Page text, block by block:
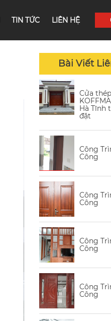
TIN TỨC LIÊN HỆ
Bài Viết
Cửa
Hà Tĩnh
đặt
Công
Công
Công
Công
Công
Công
Công
Công